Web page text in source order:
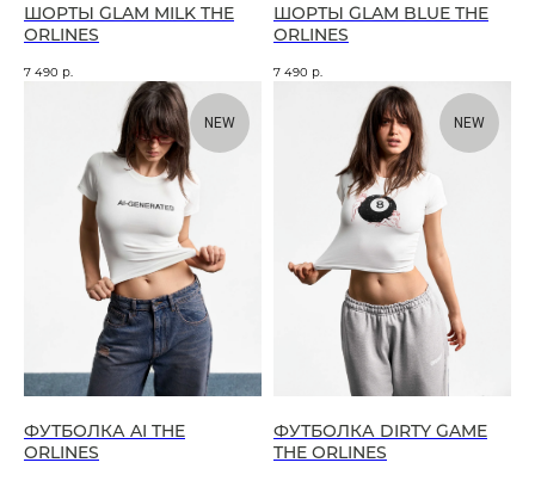
ШОРТЫ GLAM MILK THE
ORLINES
7 490 р.
ШОРТЫ GLAM BLUE THE
ORLINES
7 490 р.
NEW
ФУТБОЛКА AI THE
ORLINES
NEW
ФУТБОЛКА DIRTY GAME
THE ORLINES